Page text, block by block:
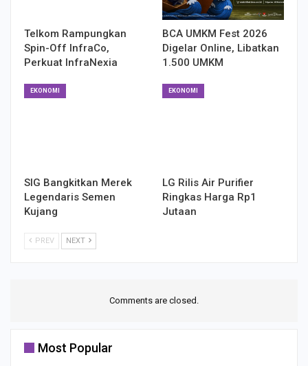
Telkom Rampungkan
Spin-Off InfraCo,
Perkuat InfraNexia
BCA UMKM Fest 2026
Digelar Online, Libatkan
1.500 UMKM
EKONOMI
SIG Bangkitkan Merek
Legendaris Semen
Kujang
EKONOMI
LG Rilis Air Purifier
Ringkas Harga Rp1
Jutaan
PREV NEXT
Comments are closed.
Most Popular